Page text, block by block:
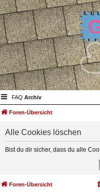
FAQ Archiv
Foren-Übersicht
Alle Cookies löschen
Bist du dir sicher, dass du alle
Foren-Übersicht